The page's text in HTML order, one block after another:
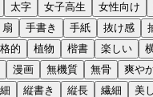
太字 女子高生 女性向け
扇 手書き 手紙 抜け感
的 植物 楷書 楽しい
漫画 無機質 無骨 爽や
縦書き 縦長 繊細 美